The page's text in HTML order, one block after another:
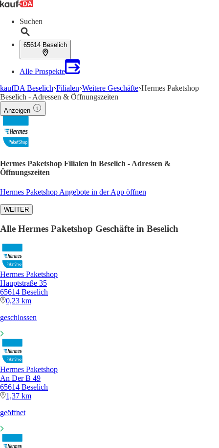
Suchen
65614 Beselich
Alle Prospekte
kaufDA Beselich Filialen Weitere Geschäfte Hermes Paketshop
Beselich - Adressen & Öffnungszeiten
Anzeigen
Hermes Paketshop Filialen in Beselich - Adressen &
Öffnungszeiten
Hermes Paketshop Angebote in der App öffnen
WEITER
Alle Hermes Paketshop Geschäfte in Beselich
Hermes Paketshop
Hauptstraße 35
65614 Beselich
0,23 km
geschlossen
Hermes Paketshop
An Der B 49
65614 Beselich
1,37 km
geöffnet